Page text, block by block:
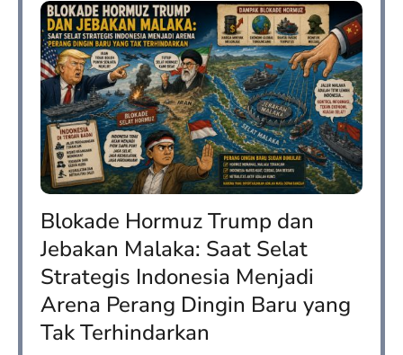
Blokade Hormuz Trump dan
Jebakan Malaka: Saat Selat
Strategis Indonesia Menjadi
Arena Perang Dingin Baru yang
Tak Terhindarkan